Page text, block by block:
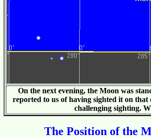
On the next evening, the Moon was
reported to us of having sighted it on
challenging sighting.
The Position of the